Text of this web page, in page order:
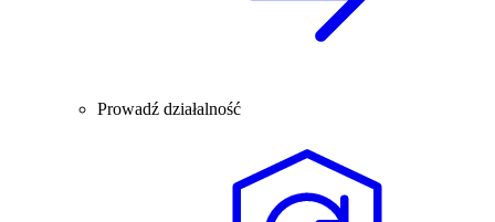
Prowadź działalność